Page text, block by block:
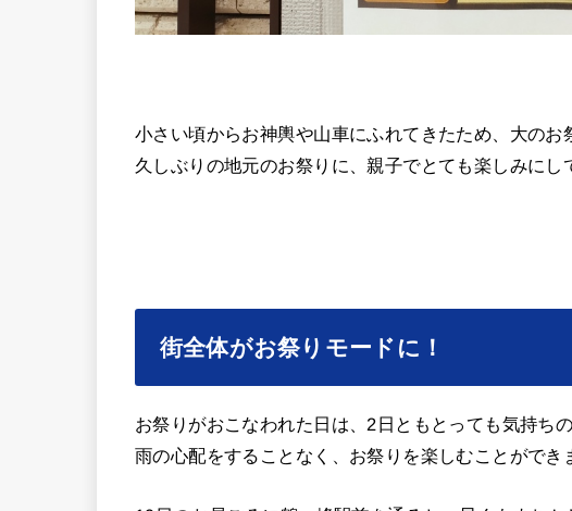
小さい頃からお神輿や山車にふれてきたため、大のお
久しぶりの地元のお祭りに、親子でとても楽しみにし
街全体がお祭りモードに！
お祭りがおこなわれた日は、2日ともとっても気持ちの
雨の心配をすることなく、お祭りを楽しむことができ